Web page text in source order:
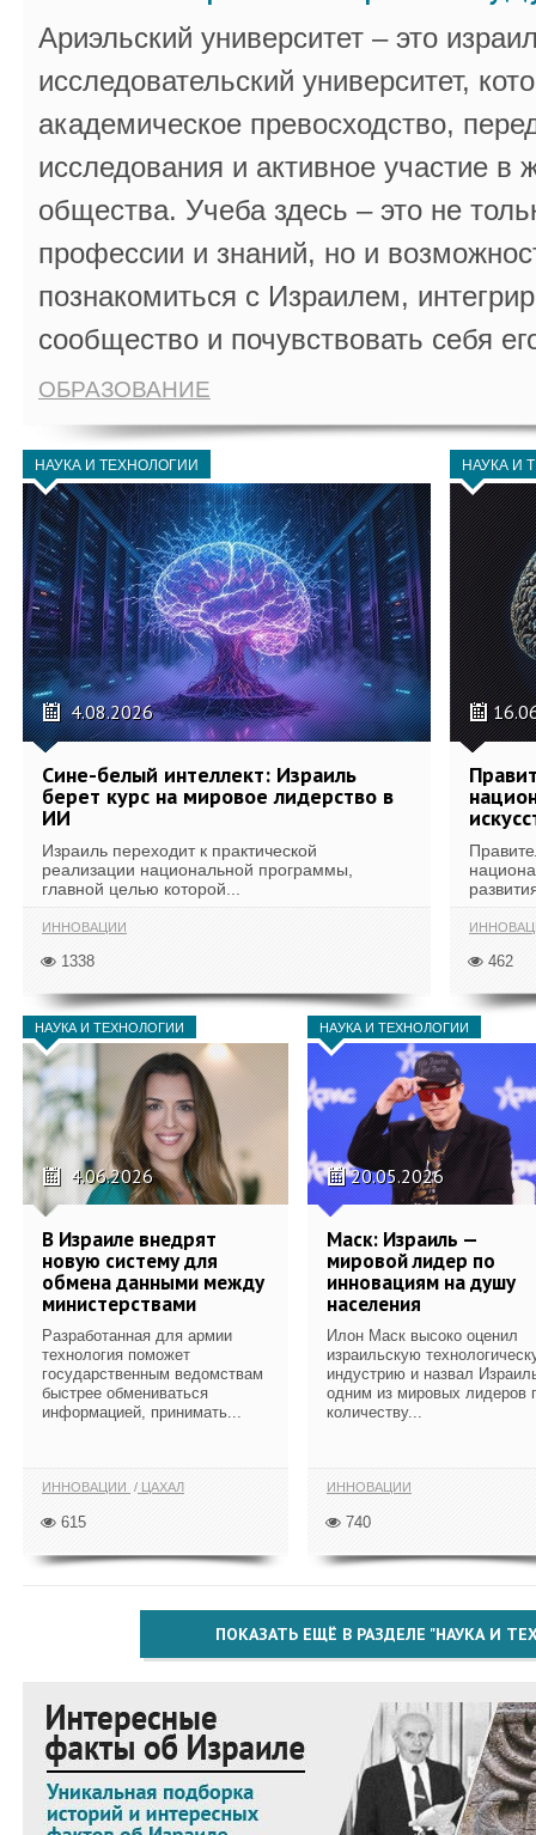
Ариэльский университет – это
исследовательский университет,
академическое превосходство,
исследования и активное участие в
общества. Учеба здесь – это не
профессии и знаний, но и
познакомиться с Израилем,
сообщество и почувствовать себя
ОБРАЗОВАНИЕ
НАУКА И ТЕХНОЛОГИИ
4.08.2026
Сине-белый интеллект: Израиль
берет курс на мировое лидерство в
ИИ
Израиль переходит к практической
реализации национальной программы,
главной целью которой...
ИННОВАЦИИ
1338
НАУКА И
462
НАУКА И ТЕХНОЛОГИИ
4.06.2026
В Израиле внедрят
новую систему для
обмена данными между
министерствами
Разработанная для армии
технология поможет
государственным ведомствам
быстрее обмениваться
информацией, принимать...
ИННОВАЦИИ ЦАХАЛ
615
НАУКА И ТЕХНОЛОГИИ
20.05.2026
Маск: Израиль —
мировой лидер по
инновациям на душу
населения
Илон Маск высоко оценил
израильскую
индустрию и назвал
одним из мировых лидеров
количеству...
ИННОВАЦИИ
740
ПОКАЗАТЬ ЕЩЁ В РАЗДЕЛЕ "НАУКА И